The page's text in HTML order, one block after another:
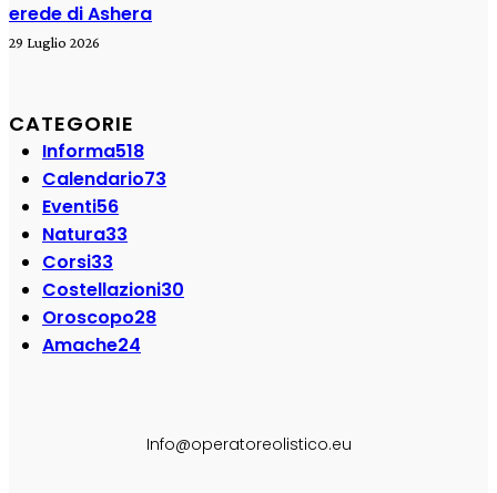
erede di Ashera
29 Luglio 2026
CATEGORIE
Informa518
Calendario73
Eventi56
Natura33
Corsi33
Costellazioni30
Oroscopo28
Amache24
Info@operatoreolistico.eu